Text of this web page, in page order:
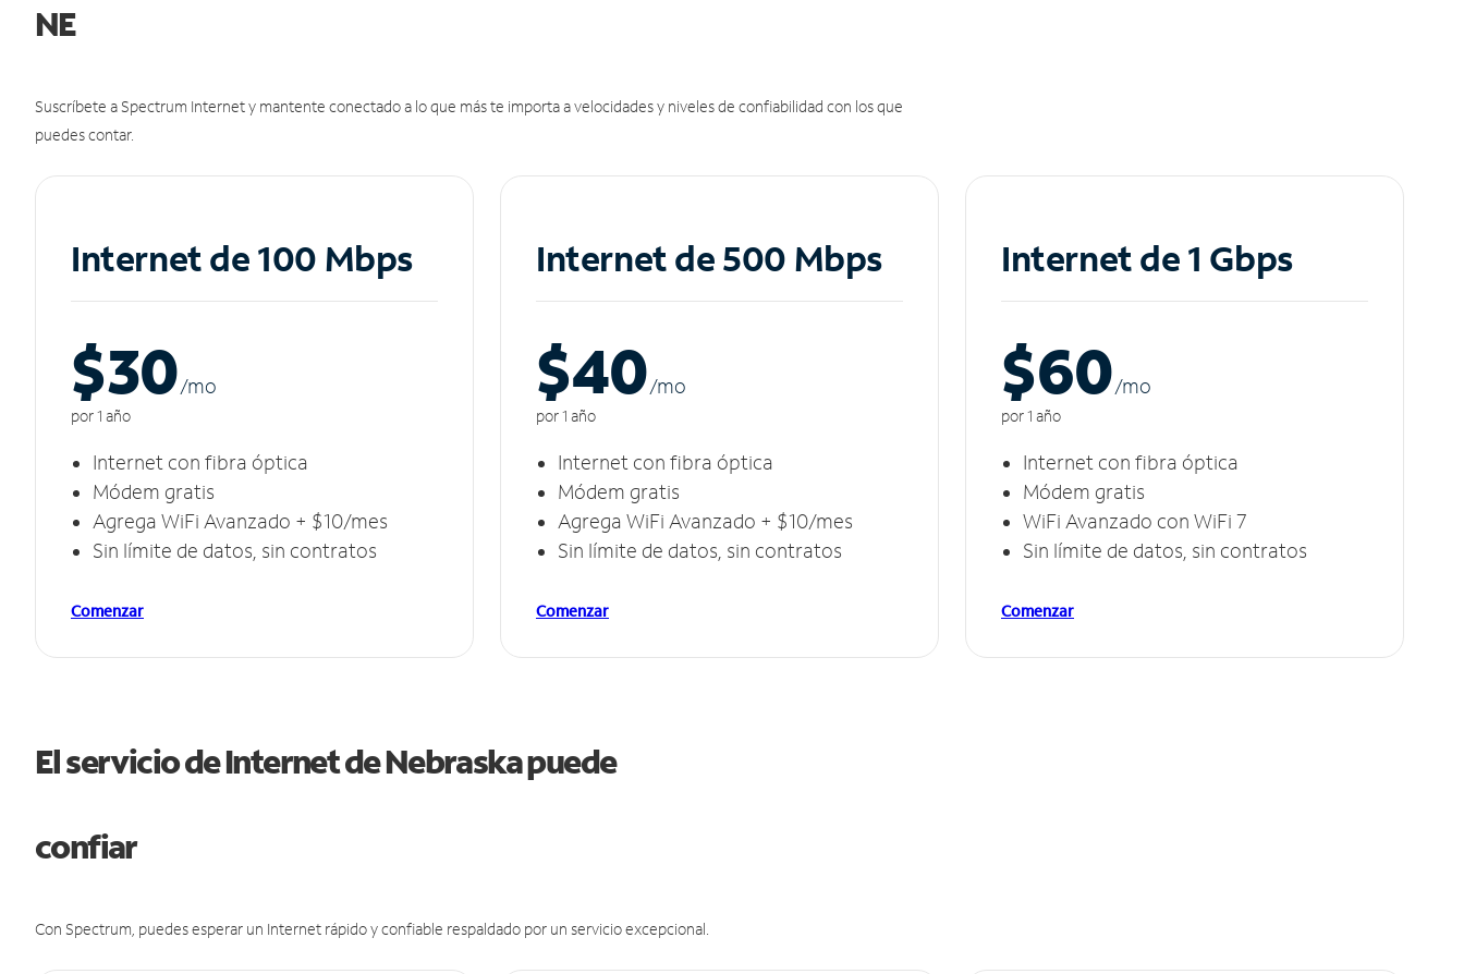
NE
Suscríbete a Spectrum Internet y mantente conectado a lo que más te importa a velocidades y niveles de confiabilidad con los que
puedes contar.
Internet de 100 Mbps
$30/mo
por 1 año
Internet con fibra óptica
Módem gratis
Agrega WiFi Avanzado + $10/mes
Sin límite de datos, sin contratos
Comenzar
Internet de 500 Mbps
$40/mo
por 1 año
Internet con fibra óptica
Módem gratis
Agrega WiFi Avanzado + $10/mes
Sin límite de datos, sin contratos
Comenzar
Internet de 1 Gbps
$60/mo
por 1 año
Internet con fibra óptica
Módem gratis
WiFi Avanzado con WiFi 7
Sin límite de datos, sin contratos
Comenzar
El servicio de Internet de Nebraska puede
confiar
Con Spectrum, puedes esperar un Internet rápido y confiable respaldado por un servicio excepcional.